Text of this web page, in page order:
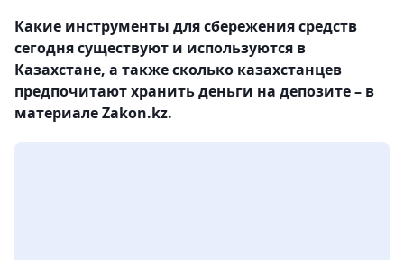
Какие инструменты для сбережения средств
сегодня существуют и используются в
Казахстане, а также сколько казахстанцев
предпочитают хранить деньги на депозите – в
материале Zakon.kz.